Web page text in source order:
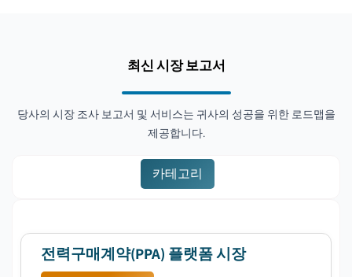
최신 시장 보고서
당사의 시장 조사 보고서 및 서비스는 귀사의 성공을 위한 로드맵을
제공합니다.
카테고리
전력구매계약(PPA) 플랫폼 시장